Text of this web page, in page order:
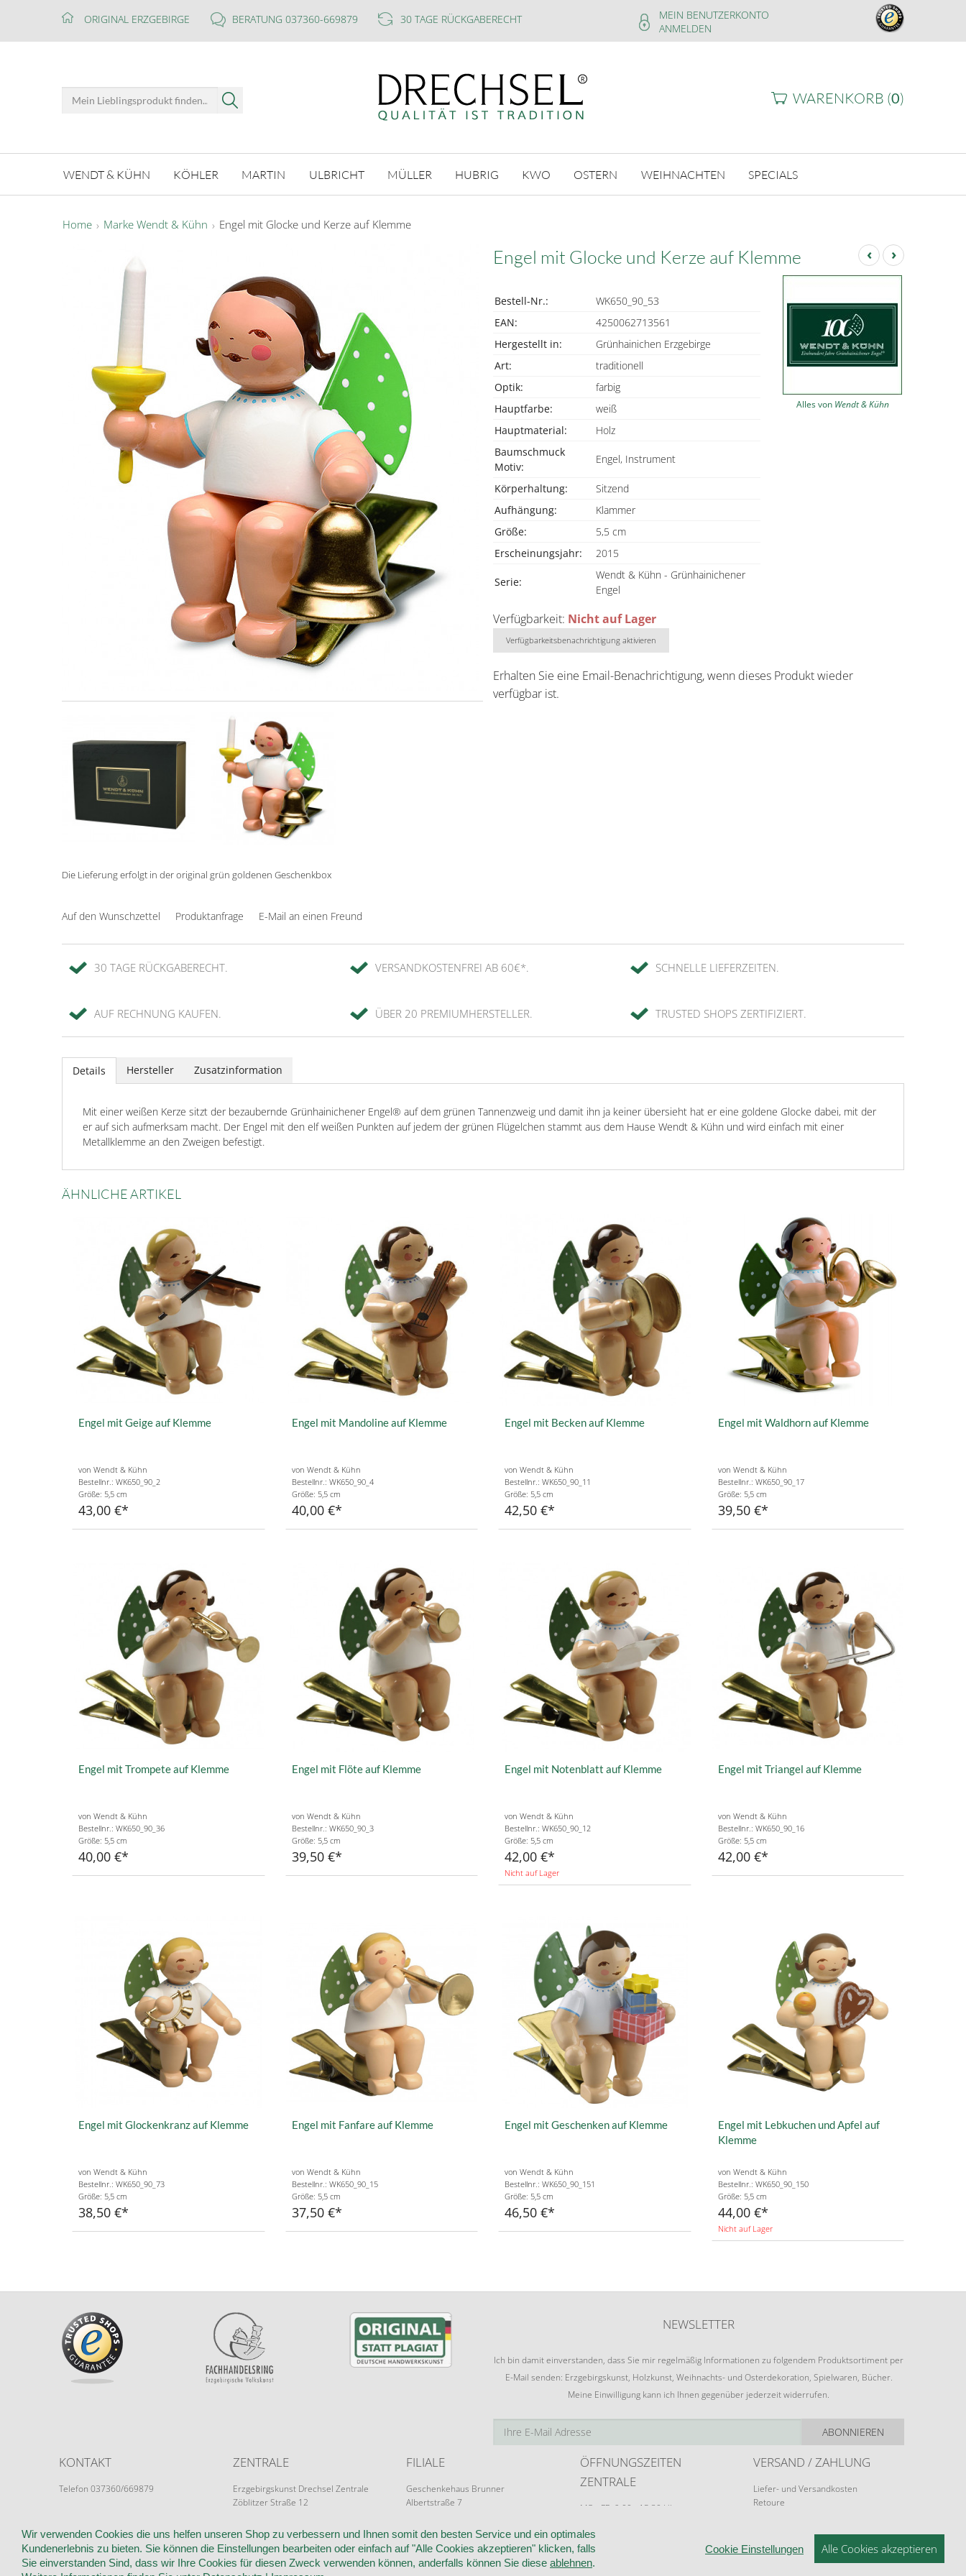
ORIGINAL ERZGEBIRGE BERATUNG 037360-669879 30 TAGE RÜCKGABERECHT
MEIN BENUTZERKONTO
ANMELDEN
WARENKORB (0)
WENDT & KÜHN KÖHLER MARTIN ULBRICHT MÜLLER HUBRIG KWO OSTERN WEIHNACHTEN SPECIALS
Home Marke Wendt & Kühn Engel mit Glocke und Kerze auf Klemme
Die Lieferung erfolgt in der original grün goldenen Geschenkbox
‹ ›
Engel mit Glocke und Kerze auf Klemme
Bestell-Nr.:
WK650_90_53
EAN:
4250062713561
Hergestellt in:
Grünhainichen Erzgebirge
Art:
traditionell
Optik:
farbig
Hauptfarbe:
weiß
Hauptmaterial:
Holz
Baumschmuck
Motiv:
Engel, Instrument
Körperhaltung:
Sitzend
Aufhängung:
Klammer
Größe:
5,5 cm
Erscheinungsjahr:
2015
Serie:
Wendt & Kühn - Grünhainichener
Engel
Alles von Wendt & Kühn
Verfügbarkeit: Nicht auf Lager
Verfügbarkeitsbenachrichtigung aktivieren
Erhalten Sie eine Email-Benachrichtigung, wenn dieses Produkt wieder
verfügbar ist.
Auf den Wunschzettel Produktanfrage E-Mail an einen Freund
30 TAGE RÜCKGABERECHT. VERSANDKOSTENFREI AB 60€*. SCHNELLE LIEFERZEITEN.
AUF RECHNUNG KAUFEN. ÜBER 20 PREMIUMHERSTELLER. TRUSTED SHOPS ZERTIFIZIERT.
Details Hersteller Zusatzinformation
Mit einer weißen Kerze sitzt der bezaubernde Grünhainichener Engel® auf dem grünen Tannenzweig und damit ihn ja keiner übersieht hat er eine goldene Glocke dabei, mit der
er auf sich aufmerksam macht. Der Engel mit den elf weißen Punkten auf jedem der grünen Flügelchen stammt aus dem Hause Wendt & Kühn und wird einfach mit einer
Metallklemme an den Zweigen befestigt.
ÄHNLICHE ARTIKEL
Engel mit Geige auf Klemme
von Wendt & Kühn
Bestellnr.: WK650_90_2
Größe: 5,5 cm
43,00 €
Engel mit Mandoline auf Klemme
von Wendt & Kühn
Bestellnr.: WK650_90_4
Größe: 5,5 cm
40,00 €
Engel mit Becken auf Klemme
von Wendt & Kühn
Bestellnr.: WK650_90_11
Größe: 5,5 cm
42,50 €
Engel mit Waldhorn auf Klemme
von Wendt & Kühn
Bestellnr.: WK650_90_17
Größe: 5,5 cm
39,50 €
Engel mit Trompete auf Klemme
von Wendt & Kühn
Bestellnr.: WK650_90_36
Größe: 5,5 cm
40,00 €
Engel mit Flöte auf Klemme
von Wendt & Kühn
Bestellnr.: WK650_90_3
Größe: 5,5 cm
39,50 €
Engel mit Notenblatt auf Klemme
von Wendt & Kühn
Bestellnr.: WK650_90_12
Größe: 5,5 cm
42,00 €
Nicht auf Lager
Engel mit Triangel auf Klemme
von Wendt & Kühn
Bestellnr.: WK650_90_16
Größe: 5,5 cm
42,00 €
Engel mit Glockenkranz auf Klemme
von Wendt & Kühn
Bestellnr.: WK650_90_73
Größe: 5,5 cm
38,50 €
Engel mit Fanfare auf Klemme
von Wendt & Kühn
Bestellnr.: WK650_90_15
Größe: 5,5 cm
37,50 €
Engel mit Geschenken auf Klemme
von Wendt & Kühn
Bestellnr.: WK650_90_151
Größe: 5,5 cm
46,50 €
Engel mit Lebkuchen und Apfel auf
Klemme
von Wendt & Kühn
Bestellnr.: WK650_90_150
Größe: 5,5 cm
44,00 €
Nicht auf Lager
NEWSLETTER
Ich bin damit einverstanden, dass Sie mir regelmäßig Informationen zu folgendem Produktsortiment per
E-Mail senden: Erzgebirgskunst, Holzkunst, Weihnachts- und Osterdekoration, Spielwaren, Bücher.
Meine Einwilligung kann ich Ihnen gegenüber jederzeit widerrufen.
ABONNIEREN
KONTAKT
Telefon 037360/669879
ZENTRALE
Erzgebirgskunst Drechsel Zentrale
Zöblitzer Straße 12
FILIALE
Geschenkehaus Brunner
Albertstraße 7
ÖFFNUNGSZEITEN
ZENTRALE
MO - FR: 9:00 - 15:30 Uhr
VERSAND / ZAHLUNG
Liefer- und Versandkosten
Retoure
WIR ÜBER UNS KUNDENINFORMATIONEN AGB WIDERRUF VERTRAG WIDERRUFEN KONTAKT DATENSCHUTZ
Wir verwenden Cookies die uns helfen unseren Shop zu verbessern und Ihnen somit den besten Service und ein optimales
Kundenerlebnis zu bieten. Sie können die Einstellungen bearbeiten oder einfach auf "Alle Cookies akzeptieren" klicken, falls
Sie einverstanden Sind, dass wir Ihre Cookies für diesen Zweck verwenden können, anderfalls können Sie diese ablehnen.
Cookie Einstellungen Alle Cookies akzeptieren